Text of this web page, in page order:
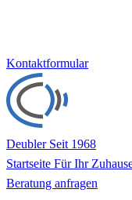
Kontaktformular
Deubler Seit 1968
Startseite Für Ihr
Beratung anfragen